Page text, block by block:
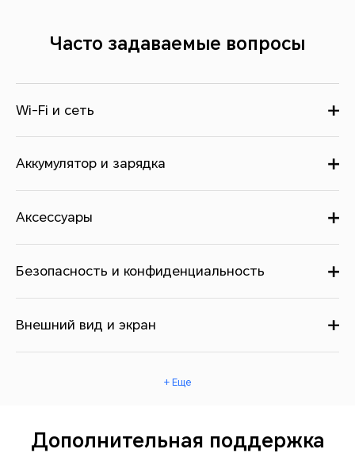
Часто задаваемые вопросы
Wi-Fi и сеть
Аккумулятор и зарядка
Аксессуары
Безопасность и конфиденциальность
Внешний вид и экран
+ Еще
Дополнительная поддержка